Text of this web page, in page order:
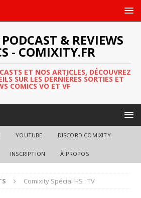
& REVIEWS
- COMIXITY.FR
ET NOS ARTICLES, DÉCOUVREZ
SUR LES DERNIÈRES SORTIES ET
COMICS VO ET VF
YOUTUBE DISCORD COMIXITY
INSCRIPTION À PROPOS
Comixity Spécial HS : TV